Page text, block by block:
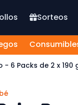
Sorteos
Hero Baby Buenas Noches - Tarritos de verduritas con pollo - 6 Packs de 2 x